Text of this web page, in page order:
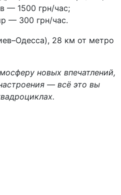
— 1500 грн/час;
— 300 грн/час.
28 км от метро
новых впечатлений,
— всё это вы